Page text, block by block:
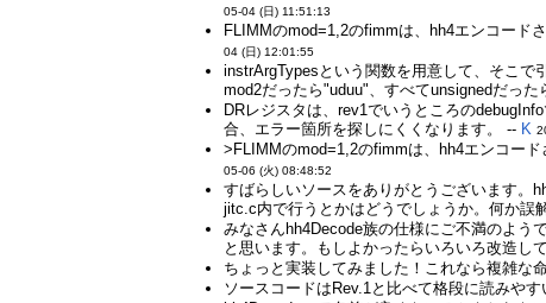
05-04 (日) 11:51:13
FLIMMのmod=1,2のfimmは、hh4エンコード
04 (日) 12:01:55
instrArgTypesという関数を用意して、そこで
mod2だったら"uduu"、すべてunsignedだっ
DRレジスタは、rev1でいうところの
合、エラー箇所を探しにくくなります。 -- K
>FLIMMのmod=1,2のfimmは、hh4エンコー
05-06 (火) 08:48:52
すばらしいソースをありがとうございます。
jitc.c内で行うとかはどうでしょうか。何か誤
みなさんhh4Decode族の仕様にご不満のよう
と思います。もしよかったらいろいろ改造し
ちょっと実装してみました！これなら複雑な
ソースコードはRev.1と比べて格段に読みや